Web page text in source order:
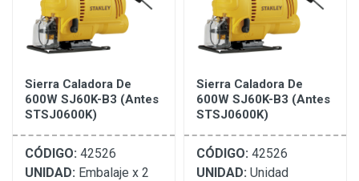
Sierra Caladora De
600W SJ60K-B3 (Antes
STSJ0600K)
CÓDIGO: 42526
UNIDAD: Embalaje x 2
Sierra Caladora De
600W SJ60K-B3 (Antes
STSJ0600K)
CÓDIGO: 42526
UNIDAD: Unidad